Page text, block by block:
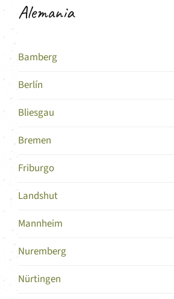
Alemania
Bamberg
Berlín
Bliesgau
Bremen
Friburgo
Landshut
Mannheim
Nuremberg
Nürtingen